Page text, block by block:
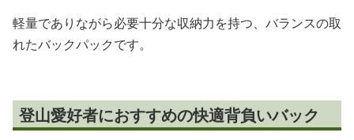
軽量でありながら必要十分な収納力を持つ、バランスの取
れたバックパックです。
登山愛好者におすすめの快適背負いバック